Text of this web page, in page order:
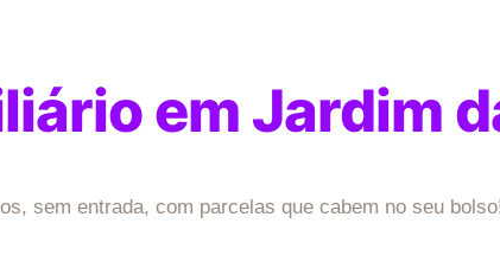
em Jardim
sem entrada, com parcelas que cabem no seu bolso!